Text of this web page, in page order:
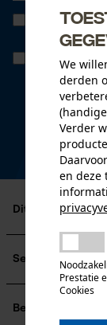
Ik heb de
gelezen en ga
Wanneer u
newsletter
niet gedeeld
een klik
* velden zijn
***
Dit is KOX
raadgever
KOX Harvester
Aanmelding
Service
Veel gestelde
KOX catalogus
Betalingswijzen
We
derden
Verder
en deze
Prestatie
Cookies
Er
hetdelen
mail